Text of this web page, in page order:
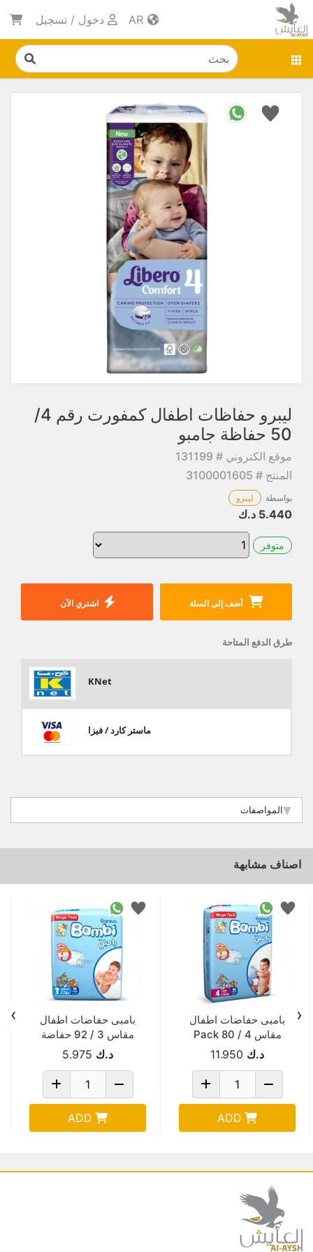
دخول / تسجيل
ليبرو حفاظات اطفال كمفورت رقم 4/
50 حفاظة جامبو
موقع الكتروني # 131199
المنتج # 3100001605
بواسطة ليبرو
5.440 د.ك
متوفر
أضف إلى السلة اشتري الآن
طرق الدفع المتاحة
KNet
ماستر كارد / فيزا
المواصفات
اصناف مشابهة
بامبى حفاضات اطفال
مقاس 4 / 80 Pack
Of 2 د.ك 11.950
ADD
بامبى حفاضات اطفال
مقاس 3 / 92 حفاضة
د.ك 5.975
ADD
‹
›